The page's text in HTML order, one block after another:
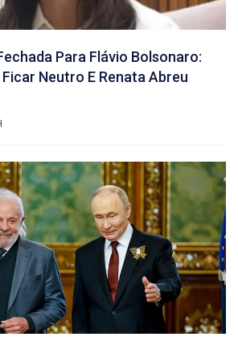
Para Flávio Bolsonaro:
Neutro E Renata Abreu